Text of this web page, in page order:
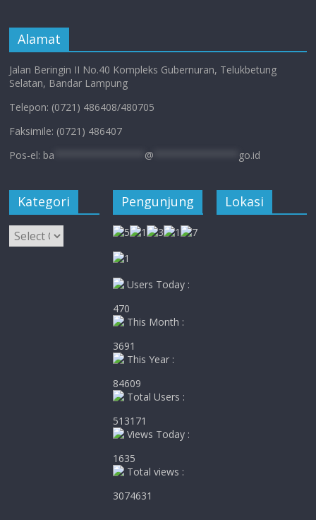
Alamat
Jalan Beringin II No.40 Kompleks Gubernuran, Telukbetung
Selatan, Bandar Lampung
Telepon: (0721) 486408/480705
Faksimile: (0721) 486407
Pos-el: ba @ go.id
Kategori
Kategori
Pengunjung
Users Today :
470
This Month :
3691
This Year :
84609
Total Users :
513171
Views Today :
1635
Total views :
3074631
Lokasi